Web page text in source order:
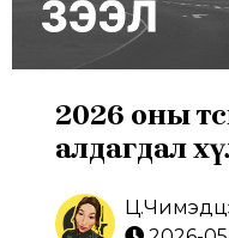
2026 оны
алдагдал